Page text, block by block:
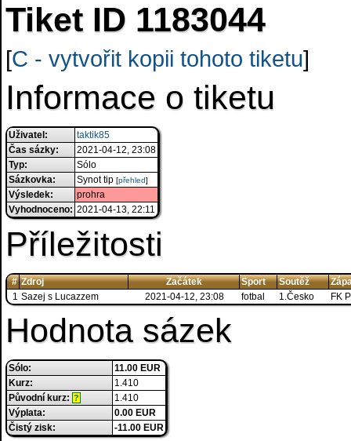
Tiket ID 1183044
[C - vytvořit kopii tohoto tiketu]
Informace o tiketu
Uživatel:
taktik85
Čas sázky:
2021-04-12, 23:08
Typ:
Sólo
Sázkovka:
Synot tip [přehled]
Výsledek:
prohra
Vyhodnoceno: 2021-04-13, 22:11
Příležitosti
# Zdroj Začátek Sport Soutěž
1 Sazej s Lucazzem 2021-04-12, 23:08 fotbal 1.Česko FK
Hodnota sázek
Sólo:
11.00 EUR
Kurz:
1.410
Původní kurz: ?
1.410
Výplata:
0.00 EUR
Čistý zisk:
-11.00 EUR